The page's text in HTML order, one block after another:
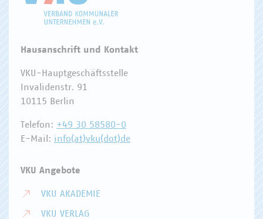
Hausanschrift und Kontakt
VKU-Hauptgeschäftsstelle
Invalidenstr. 91
10115 Berlin
Telefon: +49 30 58580-0
E-Mail: info(at)vku(dot)de
VKU Angebote
VKU AKADEMIE
VKU VERLAG